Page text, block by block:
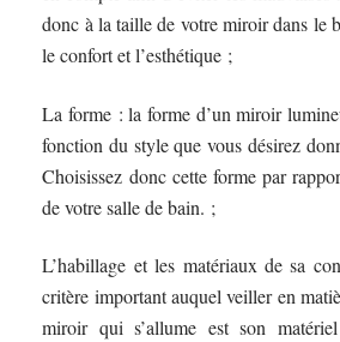
donc à la taille de votre miroir dans le
le confort et l’esthétique ;
La forme : la forme d’un miroir
fonction du style que vous désirez
Choisissez donc cette forme par
de votre salle de bain. ;
L’habillage et les matériaux de sa
critère important auquel veiller en
miroir qui s’allume est son